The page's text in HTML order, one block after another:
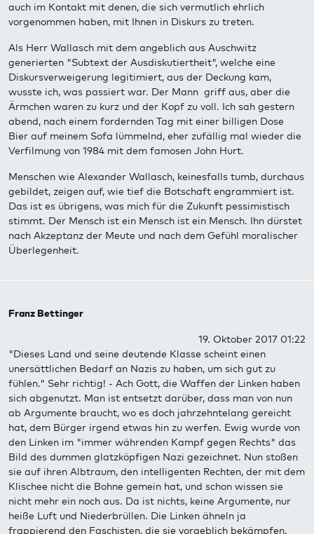
auch im Kontakt mit denen, die sich vermutlich ehrlich
vorgenommen haben, mit Ihnen in Diskurs zu treten.
Als Herr Wallasch mit dem angeblich aus Auschwitz
generierten "Subtext der Ausdiskutiertheit", welche eine
Diskursverweigerung legitimiert, aus der Deckung kam,
wusste ich, was passiert war. Der Mann griff aus, aber die
Ärmchen waren zu kurz und der Kopf zu voll. Ich sah gestern
abend, nach einem fordernden Tag mit einer billigen Dose
Bier auf meinem Sofa lümmelnd, eher zufällig mal wieder die
Verfilmung von 1984 mit dem famosen John Hurt.
Menschen wie Alexander Wallasch, keinesfalls tumb, durchaus
gebildet, zeigen auf, wie tief die Botschaft engrammiert ist.
Das ist es übrigens, was mich für die Zukunft pessimistisch
stimmt. Der Mensch ist ein Mensch ist ein Mensch. Ihn dürstet
nach Akzeptanz der Meute und nach dem Gefühl moralischer
Überlegenheit.
Franz Bettinger
19. Oktober 2017 01:22
"Dieses Land und seine deutende Klasse scheint einen
unersättlichen Bedarf an Nazis zu haben, um sich gut zu
fühlen." Sehr richtig! - Ach Gott, die Waffen der Linken haben
sich abgenutzt. Man ist entsetzt darüber, dass man von nun
ab Argumente braucht, wo es doch jahrzehntelang gereicht
hat, dem Bürger irgend etwas hin zu werfen. Ewig wurde von
den Linken im "immer währenden Kampf gegen Rechts" das
Bild des dummen glatzköpfigen Nazi gezeichnet. Nun stoßen
sie auf ihren Albtraum, den intelligenten Rechten, der mit dem
Klischee nicht die Bohne gemein hat, und schon wissen sie
nicht mehr ein noch aus. Da ist nichts, keine Argumente, nur
heiße Luft und Niederbrüllen. Die Linken ähneln ja
frappierend den Faschisten, die sie vorgeblich bekämpfen,